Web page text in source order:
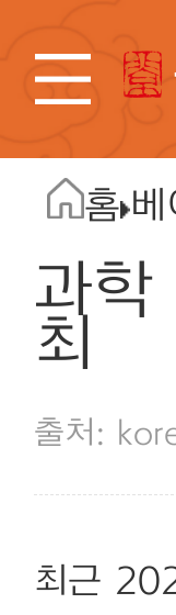
홈
과
최
최근